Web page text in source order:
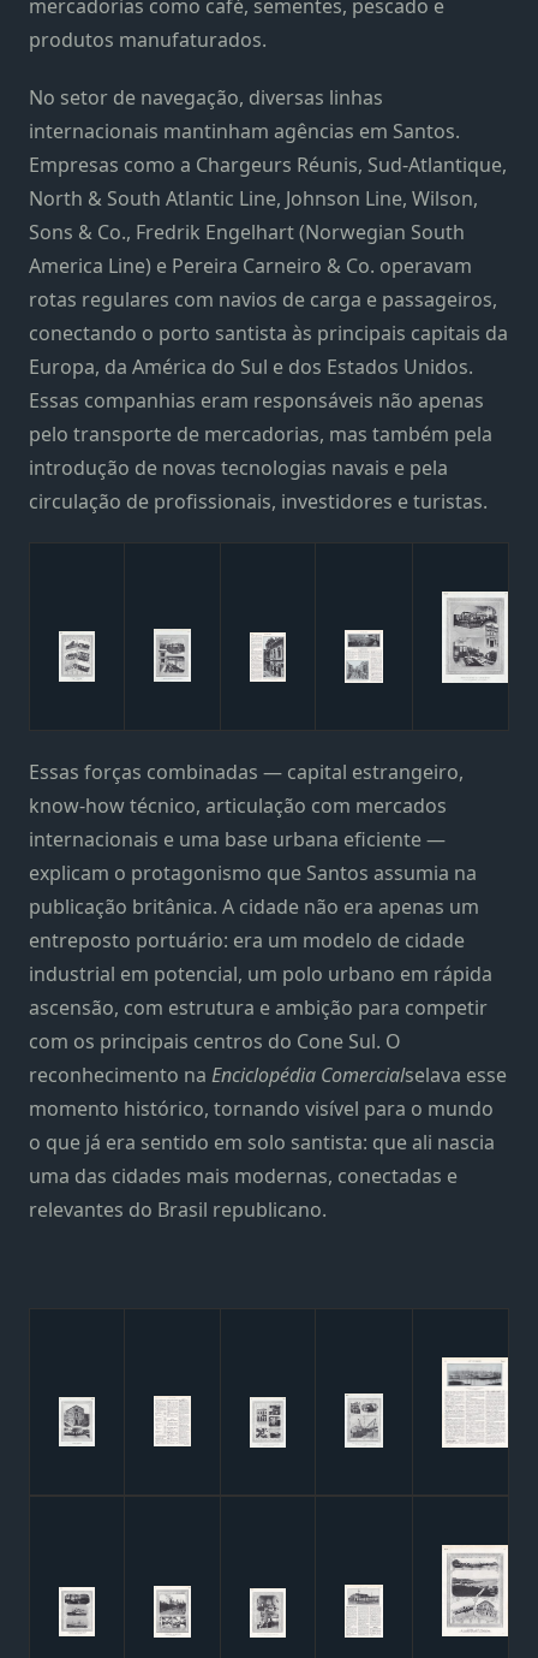
mercadorias como café, sementes, pescado e
produtos manufaturados.
No setor de navegação, diversas linhas
internacionais mantinham agências em Santos.
Empresas como a Chargeurs Réunis, Sud-Atlantique,
North & South Atlantic Line, Johnson Line, Wilson,
Sons & Co., Fredrik Engelhart (Norwegian South
America Line) e Pereira Carneiro & Co. operavam
rotas regulares com navios de carga e passageiros,
conectando o porto santista às principais capitais da
Europa, da América do Sul e dos Estados Unidos.
Essas companhias eram responsáveis não apenas
pelo transporte de mercadorias, mas também pela
introdução de novas tecnologias navais e pela
circulação de profissionais, investidores e turistas.
Essas forças combinadas — capital estrangeiro,
know-how técnico, articulação com mercados
internacionais e uma base urbana eficiente —
explicam o protagonismo que Santos assumia na
publicação britânica. A cidade não era apenas um
entreposto portuário: era um modelo de cidade
industrial em potencial, um polo urbano em rápida
ascensão, com estrutura e ambição para competir
com os principais centros do Cone Sul. O
reconhecimento na Enciclopédia Comercialselava esse
momento histórico, tornando visível para o mundo
o que já era sentido em solo santista: que ali nascia
uma das cidades mais modernas, conectadas e
relevantes do Brasil republicano.